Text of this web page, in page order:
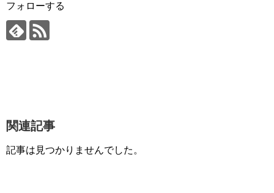
フォローする
関連記事
記事は見つかりませんでした。